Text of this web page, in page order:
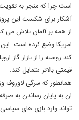
است چرا که منجر به تقویت
آشکار برای شکست این
از همه بر آلمان تلاش می
امریکا وضع کرده است.
کند روسیه را از بازار گاز
قیمتی بالاتر متمایل کند.
همانطور که سرگی لاوروف
ان به پایان رساندن به
تواند وارد بازی های